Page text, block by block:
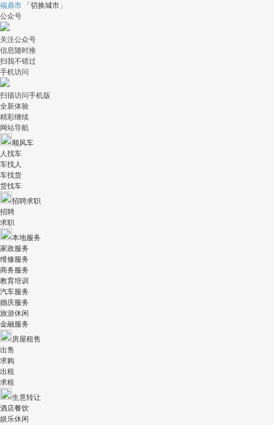
福鼎市 「 切换城市 」
公众号
关注公众号
信息随时推
扫我不错过
手机访问
扫描访问手机版
全新体验
精彩继续
网站导航
顺风车
人找车
车找人
车找货
货找车
招聘求职
招聘
求职
本地服务
家政服务
维修服务
商务服务
教育培训
汽车服务
婚庆服务
旅游休闲
金融服务
房屋租售
出售
求购
出租
求租
生意转让
酒店餐饮
娱乐休闲